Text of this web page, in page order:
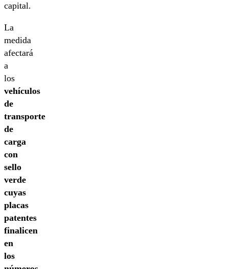
capital.
La
medida
afectará
a
los
vehículos
de
transporte
de
carga
con
sello
verde
cuyas
placas
patentes
finalicen
en
los